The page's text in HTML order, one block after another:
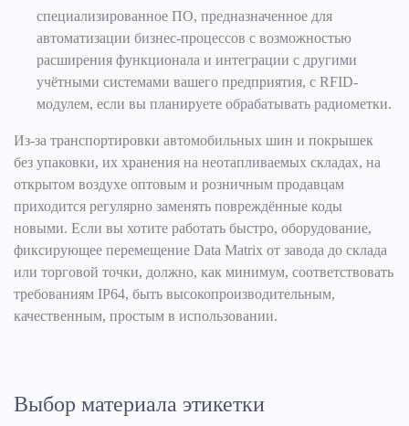
специализированное ПО, предназначенное для
автоматизации бизнес-процессов с возможностью
расширения функционала и интеграции с другими
учётными системами вашего предприятия, с RFID-
модулем, если вы планируете обрабатывать радиометки.
Из-за транспортировки автомобильных шин и покрышек
без упаковки, их хранения на неотапливаемых складах, на
открытом воздухе оптовым и розничным продавцам
приходится регулярно заменять повреждённые коды
новыми. Если вы хотите работать быстро, оборудование,
фиксирующее перемещение Data Matrix от завода до склада
или торговой точки, должно, как минимум, соответствовать
требованиям IP64, быть высокопроизводительным,
качественным, простым в использовании.
Выбор материала этикетки